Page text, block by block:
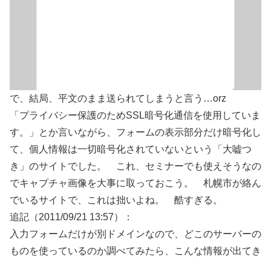
で、結局、平文のまま送られてしまうと言う…orz
「プライバシー保護のためSSL暗号化通信を使用していま
す。」とか言いながら、フォームの表示部分だけ暗号化し
て、個人情報は一切暗号化されていないという「大嘘つ
き」のサイトでした。 これ、セミナーでも使えそうなの
でキャプチャ画像を大事に取っておこう。 札幌市が絡ん
でいるサイトで、これは拙いよね。 酷すぎる。
追記（2011/09/21 13:57）：
入力フォームだけが別ドメインなので、どこのサーバーの
ものを使っているのか調べてみたら、こんな情報が出てき